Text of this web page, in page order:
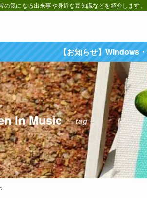
の気になる出来事や身近な豆知識などを紹介します
【お知らせ】Windows
In Music – tag –